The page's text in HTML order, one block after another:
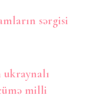
sərgisi
milli